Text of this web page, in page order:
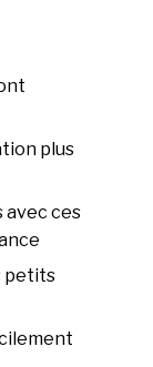
plus
avec ces
petits